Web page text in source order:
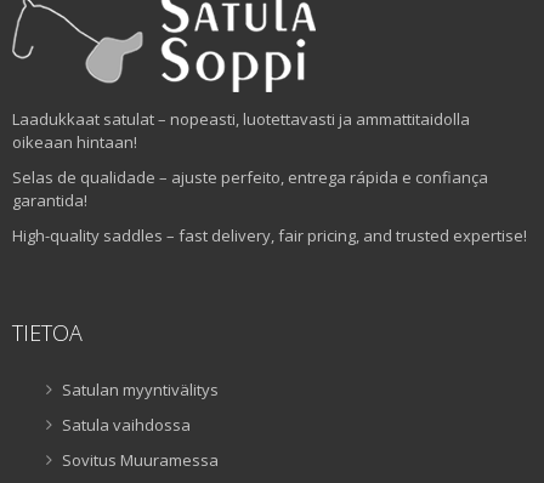
Laadukkaat satulat – nopeasti, luotettavasti ja ammattitaidolla
oikeaan hintaan!
Selas de qualidade – ajuste perfeito, entrega rápida e confiança
garantida!
High-quality saddles – fast delivery, fair pricing, and trusted expertise!
TIETOA
Satulan myyntivälitys
Satula vaihdossa
Sovitus Muuramessa